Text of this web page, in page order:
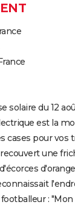
solaire du 12
est la
cases pour vos
une
footballeur :